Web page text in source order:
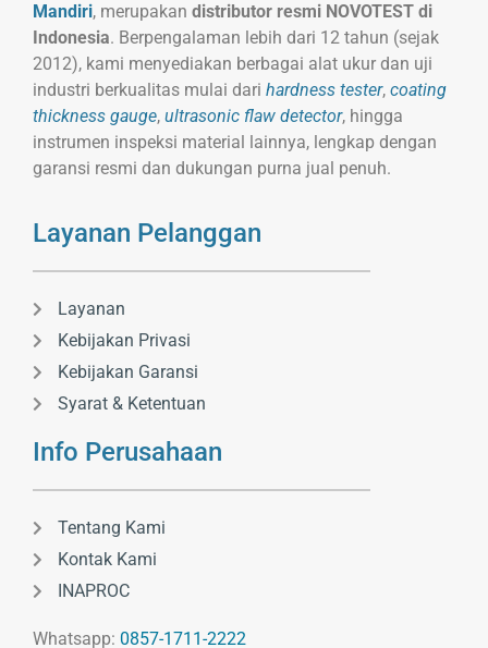
Mandiri, merupakan distributor resmi NOVOTEST di
Indonesia. Berpengalaman lebih dari 12 tahun (sejak
2012), kami menyediakan berbagai alat ukur dan uji
industri berkualitas mulai dari hardness tester, coating
thickness gauge, ultrasonic flaw detector, hingga
instrumen inspeksi material lainnya, lengkap dengan
garansi resmi dan dukungan purna jual penuh.
Layanan Pelanggan
Layanan
Kebijakan Privasi
Kebijakan Garansi
Syarat & Ketentuan
Info Perusahaan
Tentang Kami
Kontak Kami
INAPROC
Whatsapp: 0857-1711-2222